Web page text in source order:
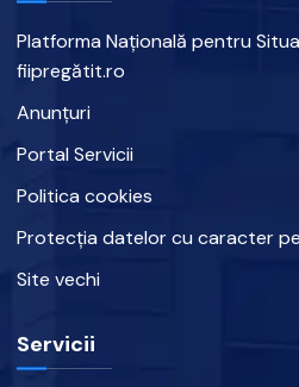
Platforma Națională pentru
fiipregătit.ro
Anunțuri
Portal Servicii
Politica cookies
Protecția datelor cu caracter
Site vechi
Servicii